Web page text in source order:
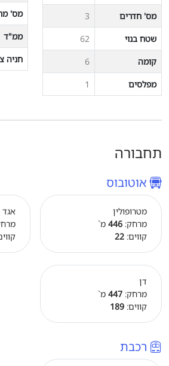
מס' חדרים
3
שטח בנוי
62
קומה
6
מפלסים
1
מס'
ממ"ד
חניה
תחבורה
אוטובוס
מטרופולין
מרחק: 446 מ`
קווים: 22
אגד
דן
מרחק: 447 מ`
קווים: 189
רכבת